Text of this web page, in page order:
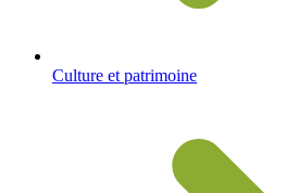
Culture et patrimoine